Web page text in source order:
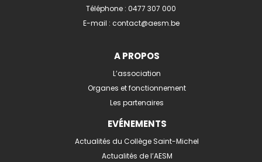
Téléphone : 0477 307 000
E-mail : contact@aesm.be
A PROPOS
L’association
Organes et fonctionnement
Les partenaires
EVÉNEMENTS
Actualités du Collège Saint-Michel
Actualités de l’AESM